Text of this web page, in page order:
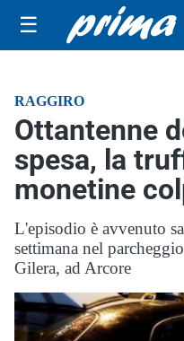
☰
RAGGIRO
Ottantenne
spesa, la
monetine
L'episodio è avvenuto
settimana nel
Gilera, ad Arcore